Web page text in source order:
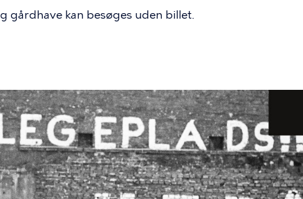
gårdhave kan besøges uden billet.